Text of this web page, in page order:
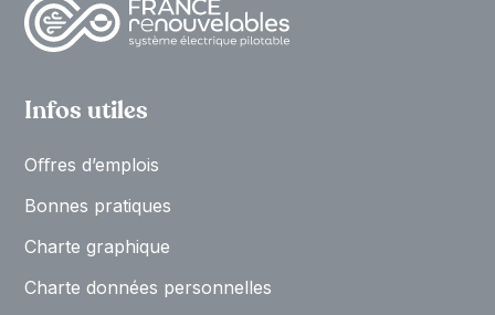
Infos utiles
Oﬀres d’emplois
Bonnes pratiques
Charte graphique
Charte données personnelles